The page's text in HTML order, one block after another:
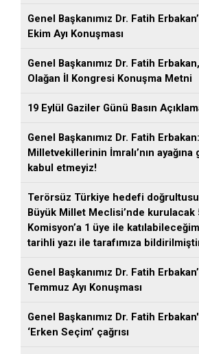
Genel Başkanımız Dr. Fatih
Ekim Ayı Konuşması
Genel Başkanımız Dr. Fatih
Olağan İl Kongresi Konuşma Metni
19 Eylül Gaziler Günü Basın
Genel Başkanımız Dr. Fatih Erbakan:
Milletvekillerinin İmralı’nın
kabul etmeyiz!
Terörsüz Türkiye hedefi
Büyük Millet Meclisi’nde kurulacak
Komisyon’a 1 üye ile
tarihli yazı ile tarafımıza
Genel Başkanımız Dr. Fatih
Temmuz Ayı Konuşması
Genel Başkanımız Dr. Fatih
‘Erken Seçim’ çağrısı